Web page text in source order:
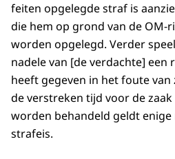
feiten opgelegde straf is
die hem op grond van de OM-
worden opgelegd. Verder
nadele van [de verdachte] een
heeft gegeven in het foute van
de verstreken tijd voor de
worden behandeld geldt
strafeis.